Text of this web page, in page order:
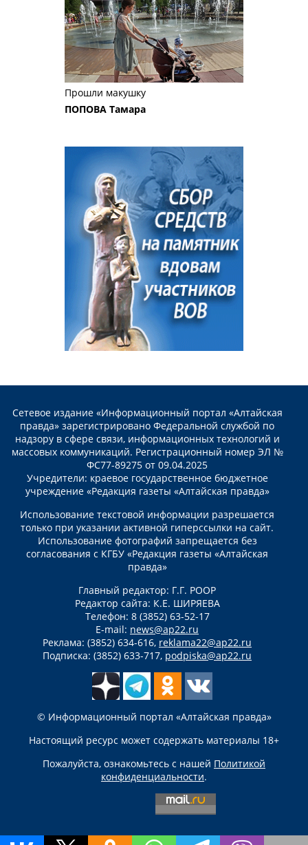
Прошли макушку
ПОПОВА Тамара
Сетевое издание «Информационный портал «Алтайская
правда» зарегистрировано Федеральной службой по
надзору в сфере связи, информационных технологий и
массовых коммуникаций. Регистрационный номер ЭЛ №
ФС77-89275 от 09.04.2025
Учредители: краевое государственное бюджетное
учреждение «Редакция газеты «Алтайская правда»
Использование текстовой информации разрешается
только при указании активной гиперссылки на сайт.
Использование фотографий запрещается без
согласования с КГБУ «Редакция газеты «Алтайская
правда»
Главный редактор: Г.Г. РООР
Редактор сайта: К.Е. ШИРЯЕВА
Телефон: 8 (3852) 63-52-17
E-mail: news@ap22.ru
Реклама: (3852) 634-616, reklama22@ap22.ru
Подписка: (3852) 633-717, podpiska@ap22.ru
© Информационный портал «Алтайская правда»
Настоящий ресурс может содержать материалы 18+
Пожалуйста, ознакомьтесь с нашей Политикой
конфиденциальности.